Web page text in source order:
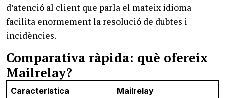
d’atenció al client que parla el mateix idioma
facilita enormement la resolució de dubtes i
incidències.
Comparativa ràpida: què ofereix
Mailrelay?
Característica Mailrelay